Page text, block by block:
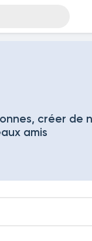
créer de
amis